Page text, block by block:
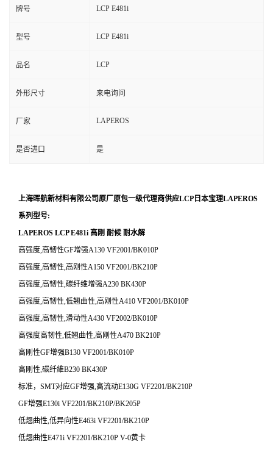
牌号 LCP E481i
型号 LCP E481i
品名 LCP
外形尺寸 来电询问
厂家 LAPEROS
是否进口 是
上海晖航新材料有限公司原厂原包一级代理商供应LCP 日本宝理LAPEROS
系列型号:
LAPEROS LCP E481i 高刚 耐候 耐水解
高强度,高韧性GF增强A130 VF2001/BK010P
高强度,高韧性,高刚性A150 VF2001/BK210P
高强度,高韧性,碳纤维增强A230 BK430P
高强度,高韧性,低翘曲性,高刚性A410 VF2001/BK010P
高强度,高韧性,滑动性A430 VF2002/BK010P
高强度高韧性,低翘曲性,高刚性A470 BK210P
高刚性GF增强B130 VF2001/BK010P
高刚性,碳纤維B230 BK430P
标准， SMT对应GF增强,高流动E130G VF2201/BK210P
GF增强E130i VF2201/BK210P/BK205P
低翘曲性,低异向性E463i VF2201/BK210P
低翘曲性E471i VF2201/BK210P V-0黄卡